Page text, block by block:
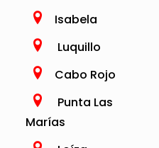
Isabela
Luquillo
Cabo Rojo
Punta Las
Marías